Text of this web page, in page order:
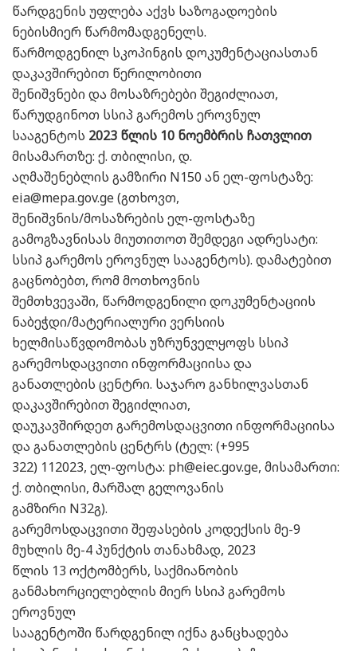
წარდგენის უფლება აქვს საზოგადოების
ნებისმიერ წარმომადგენელს.
წარმოდგენილ სკოპინგის დოკუმენტაციასთან
დაკავშირებით წერილობითი
შენიშვნები და მოსაზრებები შეგიძლიათ,
წარუდგინოთ სსიპ გარემოს ეროვნულ
სააგენტოს 2023 წლის 10 ნოემბრის ჩათვლით
მისამართზე: ქ. თბილისი, დ.
აღმაშენებლის გამზირი N150 ან ელ-ფოსტაზე:
eia@mepa.gov.ge (გთხოვთ,
შენიშვნის/მოსაზრების ელ-ფოსტაზე
გამოგზავნისას მიუთითოთ შემდეგი ადრესატი:
სსიპ გარემოს ეროვნულ სააგენტოს). დამატებით
გაცნობებთ, რომ მოთხოვნის
შემთხვევაში, წარმოდგენილი დოკუმენტაციის
ნაბეჭდი/მატერიალური ვერსიის
ხელმისაწვდომობას უზრუნველყოფს სსიპ
გარემოსდაცვითი ინფორმაციისა და
განათლების ცენტრი. საჯარო განხილვასთან
დაკავშირებით შეგიძლიათ,
დაუკავშირდეთ გარემოსდაცვითი ინფორმაციისა
და განათლების ცენტრს (ტელ: (+995
322) 112023, ელ-ფოსტა: ph@eiec.gov.ge, მისამართი:
ქ. თბილისი, მარშალ გელოვანის
გამზირი N32გ).
გარემოსდაცვითი შეფასების კოდექსის მე-9
მუხლის მე-4 პუნქტის თანახმად, 2023
წლის 13 ოქტომბერს, საქმიანობის
განმახორციელებლის მიერ სსიპ გარემოს
ეროვნულ
სააგენტოში წარდგენილ იქნა განცხადება